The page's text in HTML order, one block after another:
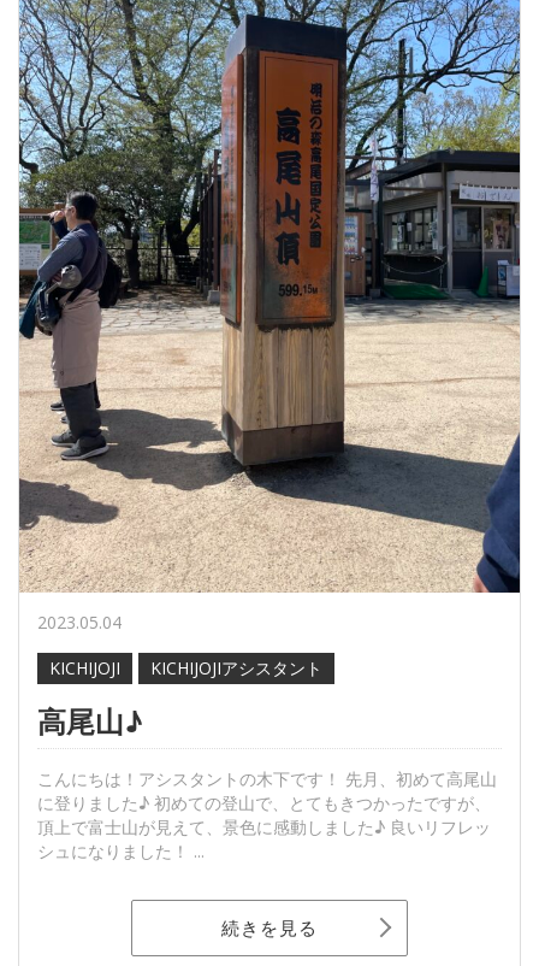
2023.05.04
KICHIJOJI
KICHIJOJIアシスタント
高尾山♪
こんにちは！アシスタントの木下です！ 先月、初めて高尾山
に登りました♪ 初めての登山で、とてもきつかったですが、
頂上で富士山が見えて、景色に感動しました♪ 良いリフレッ
シュになりました！ ...
続きを見る